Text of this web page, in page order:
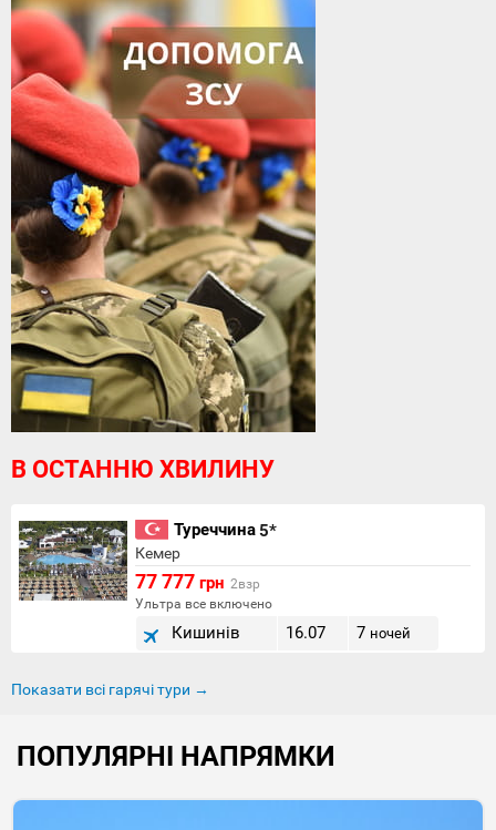
В ОСТАННЮ ХВИЛИНУ
Туреччина5*
Кемер
77 777 грн 2взр
Ультра все включено
Кишинів 16.07 7 ночей
Показати всі гарячі тури →
ПОПУЛЯРНІ НАПРЯМКИ